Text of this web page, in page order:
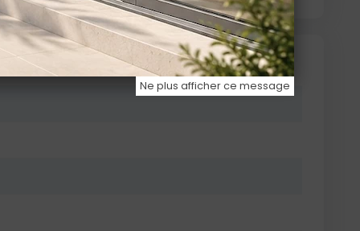
Ne plus afficher ce message